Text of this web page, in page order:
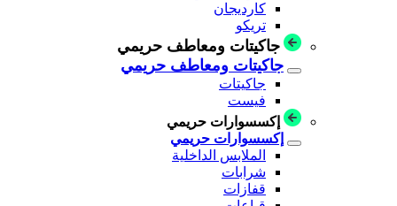
كارديجان
تريكو
جاكيتات ومعاطف حريمي
جاكيتات ومعاطف حريمي
جاكيتات
فيست
إكسسوارات حريمي
إكسسوارات حريمي
الملابس الداخلية
شرابات
قفازات